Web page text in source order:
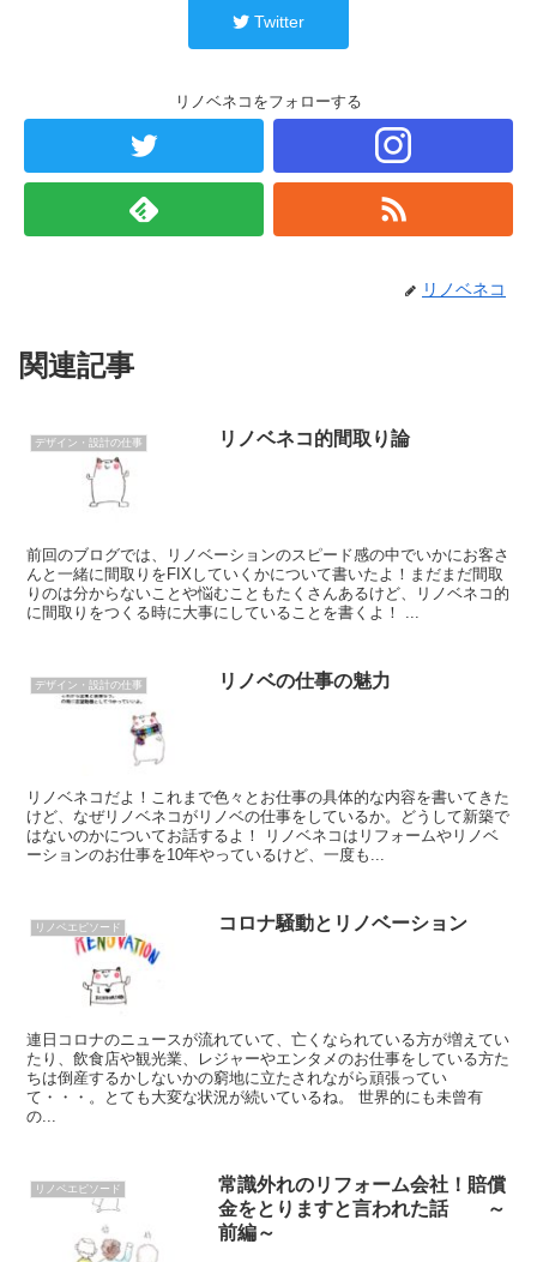
Twitter
リノベネコをフォローする
リノベネコ
関連記事
デザイン・設計の仕事 リノベネコ的間取り論
前回のブログでは、リノベーションのスピード感の中でいかにお客さ
んと一緒に間取りをFIXしていくかについて書いたよ！まだまだ間取
りのは分からないことや悩むこともたくさんあるけど、リノベネコ的
に間取りをつくる時に大事にしていることを書くよ！ ...
デザイン・設計の仕事 リノベの仕事の魅力
リノベネコだよ！これまで色々とお仕事の具体的な内容を書いてきた
けど、なぜリノベネコがリノベの仕事をしているか。どうして新築で
はないのかについてお話するよ！ リノベネコはリフォームやリノベ
ーションのお仕事を10年やっているけど、一度も...
リノベエピソード コロナ騒動とリノベーション
連日コロナのニュースが流れていて、亡くなられている方が増えてい
たり、飲食店や観光業、レジャーやエンタメのお仕事をしている方た
ちは倒産するかしないかの窮地に立たされながら頑張ってい
て・・・。とても大変な状況が続いているね。 世界的にも未曾有
の...
リノベエピソード
常識外れのリフォーム会社！賠償
金をとりますと言われた話 ～
前編～